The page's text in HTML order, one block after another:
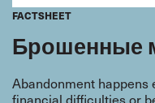
FACTSHEET
Брошенные
Abandonment
financial difficulties or